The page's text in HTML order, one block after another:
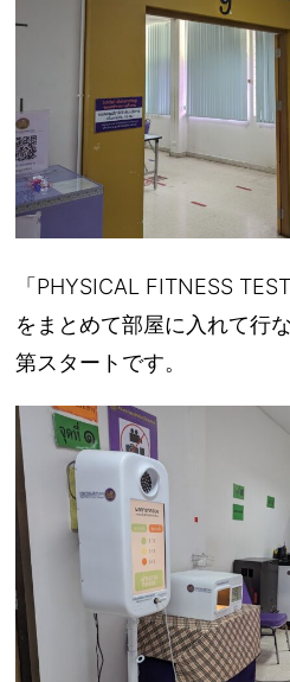
「PHYSICAL FITNESS
をまとめて部屋に入れて行
第スタートです。